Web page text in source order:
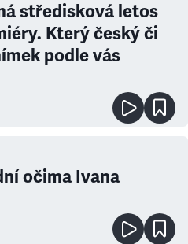
středisková letos
Který český či
podle vás
očima Ivana